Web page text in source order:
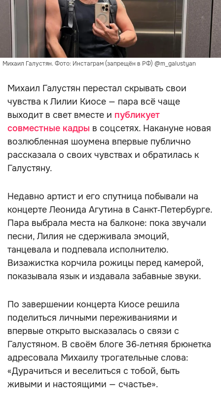
Михаил Галустян. Фото: Инстаграм (запрещён в РФ) @m_galustyan
Михаил Галустян перестал скрывать свои
чувства к Лилии Киосе — пара всё чаще
выходит в свет вместе и публикует
совместные кадры в соцсетях. Накануне новая
возлюбленная шоумена впервые публично
рассказала о своих чувствах и обратилась к
Галустяну.
Недавно артист и его спутница побывали на
концерте Леонида Агутина в Санкт‑Петербурге.
Пара выбрала места на балконе: пока звучали
песни, Лилия не сдерживала эмоций,
танцевала и подпевала исполнителю.
Визажистка корчила рожицы перед камерой,
показывала язык и издавала забавные звуки.
По завершении концерта Киосе решила
поделиться личными переживаниями и
впервые открыто высказалась о связи с
Галустяном. В своём блоге 36‑летняя брюнетка
адресовала Михаилу трогательные слова:
«Дурачиться и веселиться с тобой, быть
живыми и настоящими — счастье».